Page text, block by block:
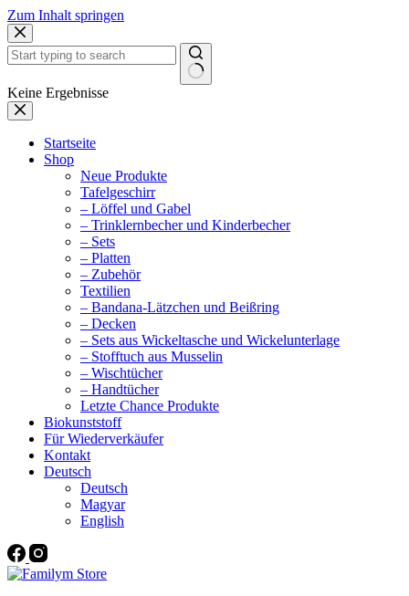
Zum Inhalt springen
Keine Ergebnisse
Startseite
Shop
Neue Produkte
Tafelgeschirr
– Löffel und Gabel
– Trinklernbecher und Kinderbecher
– Sets
– Platten
– Zubehör
Textilien
– Bandana-Lätzchen und Beißring
– Decken
– Sets aus Wickeltasche und Wickelunterlage
– Stofftuch aus Musselin
– Wischtücher
– Handtücher
Letzte Chance Produkte
Biokunststoff
Für Wiederverkäufer
Kontakt
Deutsch
Deutsch
Magyar
English